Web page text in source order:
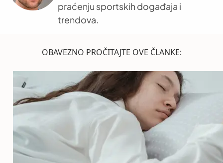
praćenju sportskih događaja i
trendova.
OBAVEZNO PROČITAJTE OVE ČLANKE: